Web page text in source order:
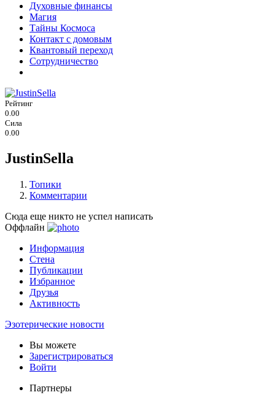
Духовные финансы
Магия
Тайны Космоса
Контакт с домовым
Квантовый переход
Сотрудничество
Рейтинг
0.00
Сила
0.00
JustinSella
Топики
Комментарии
Сюда еще никто не успел написать
Оффлайн
Информация
Стена
Публикации
Избранное
Друзья
Активность
Эзотерические новости
Вы можете
Зарегистрироваться
Войти
Партнеры